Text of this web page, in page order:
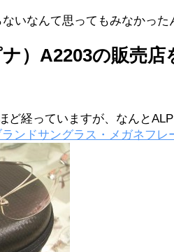
いなんて思ってもみなかっ
）A2203の販売店
ど経っていますが、なんと
ンドサングラス・メガネフ